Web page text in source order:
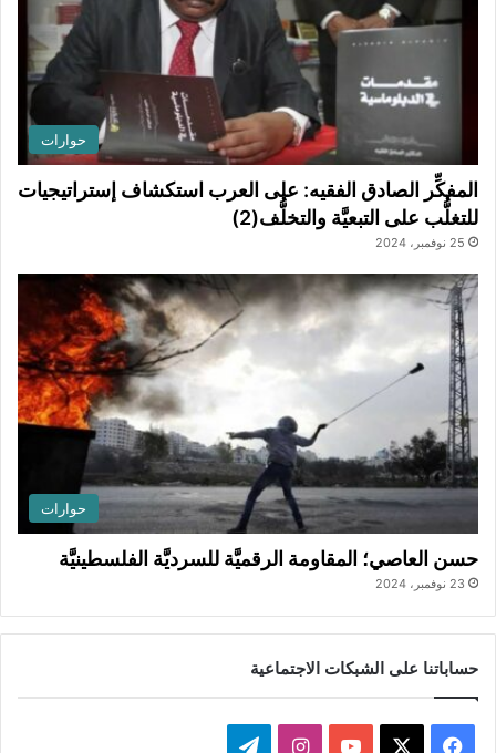
حوارات
المفكِّر الصادق الفقيه: على العرب استكشاف إستراتيجيات
للتغلُّب على التبعيَّة والتخلُّف(2)
25 نوفمبر، 2024
حوارات
حسن العاصي؛ المقاومة الرقميَّة للسرديَّة الفلسطينيَّة
23 نوفمبر، 2024
حساباتنا على الشبكات الاجتماعية